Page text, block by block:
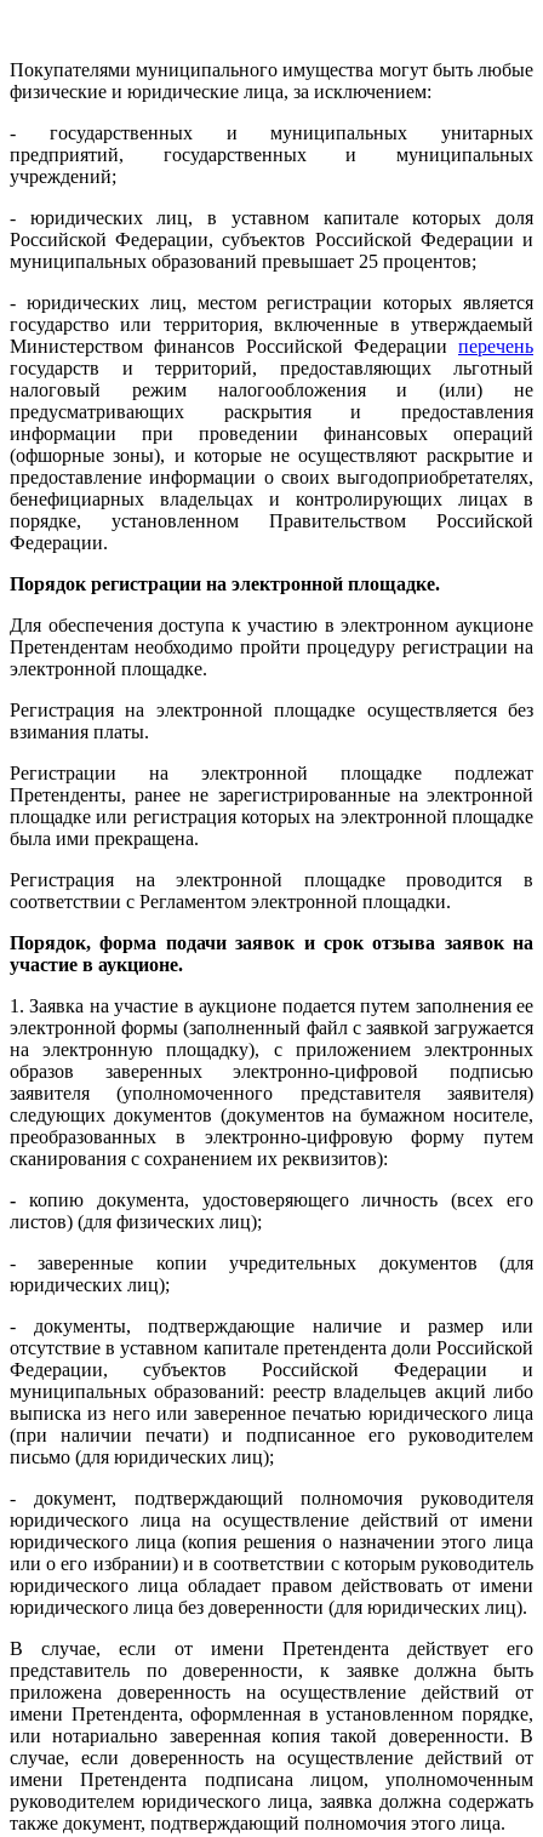
Покупателями муниципального имущества могут быть любые
физические и юридические лица, за исключением:
- государственных и муниципальных унитарных
предприятий, государственных и муниципальных
учреждений;
- юридических лиц, в уставном капитале которых доля
Российской Федерации, субъектов Российской Федерации и
муниципальных образований превышает 25 процентов;
- юридических лиц, местом регистрации которых является
государство или территория, включенные в утверждаемый
Министерством финансов Российской Федерации перечень
государств и территорий, предоставляющих льготный
налоговый режим налогообложения и (или) не
предусматривающих раскрытия и предоставления
информации при проведении финансовых операций
(офшорные зоны), и которые не осуществляют раскрытие и
предоставление информации о своих выгодоприобретателях,
бенефициарных владельцах и контролирующих лицах в
порядке, установленном Правительством Российской
Федерации.
Порядок регистрации на электронной площадке.
Для обеспечения доступа к участию в электронном аукционе
Претендентам необходимо пройти процедуру регистрации на
электронной площадке.
Регистрация на электронной площадке осуществляется без
взимания платы.
Регистрации на электронной площадке подлежат
Претенденты, ранее не зарегистрированные на электронной
площадке или регистрация которых на электронной площадке
была ими прекращена.
Регистрация на электронной площадке проводится в
соответствии с Регламентом электронной площадки.
Порядок, форма подачи заявок и срок отзыва заявок на
участие в аукционе.
1.Заявка на участие в аукционе подается путем заполнения ее
электронной формы (заполненный файл с заявкой загружается
на электронную площадку), с приложением электронных
образов заверенных электронно-цифровой подписью
заявителя (уполномоченного представителя заявителя)
следующих документов (документов на бумажном носителе,
преобразованных в электронно-цифровую форму путем
сканирования с сохранением их реквизитов):
- копию документа, удостоверяющего личность (всех его
листов) (для физических лиц);
- заверенные копии учредительных документов (для
юридических лиц);
- документы, подтверждающие наличие и размер или
отсутствие в уставном капитале претендента доли Российской
Федерации, субъектов Российской Федерации и
муниципальных образований: реестр владельцев акций либо
выписка из него или заверенное печатью юридического лица
(при наличии печати) и подписанное его руководителем
письмо (для юридических лиц);
- документ, подтверждающий полномочия руководителя
юридического лица на осуществление действий от имени
юридического лица (копия решения о назначении этого лица
или о его избрании) и в соответствии с которым руководитель
юридического лица обладает правом действовать от имени
юридического лица без доверенности (для юридических лиц).
В случае, если от имени Претендента действует его
представитель по доверенности, к заявке должна быть
приложена доверенность на осуществление действий от
имени Претендента, оформленная в установленном порядке,
или нотариально заверенная копия такой доверенности. В
случае, если доверенность на осуществление действий от
имени Претендента подписана лицом, уполномоченным
руководителем юридического лица, заявка должна содержать
также документ, подтверждающий полномочия этого лица.